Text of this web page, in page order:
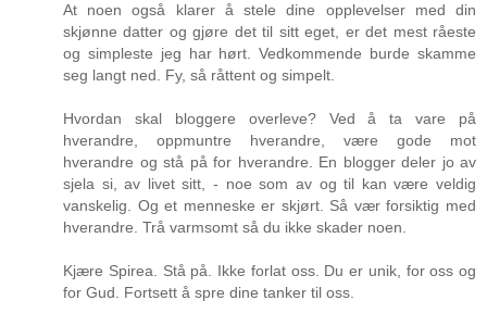
At noen også klarer å stele dine opplevelser med din
skjønne datter og gjøre det til sitt eget, er det mest råeste
og simpleste jeg har hørt. Vedkommende burde skamme
seg langt ned. Fy, så råttent og simpelt.
Hvordan skal bloggere overleve? Ved å ta vare på
hverandre, oppmuntre hverandre, være gode mot
hverandre og stå på for hverandre. En blogger deler jo av
sjela si, av livet sitt, - noe som av og til kan være veldig
vanskelig. Og et menneske er skjørt. Så vær forsiktig med
hverandre. Trå varmsomt så du ikke skader noen.
Kjære Spirea. Stå på. Ikke forlat oss. Du er unik, for oss og
for Gud. Fortsett å spre dine tanker til oss.